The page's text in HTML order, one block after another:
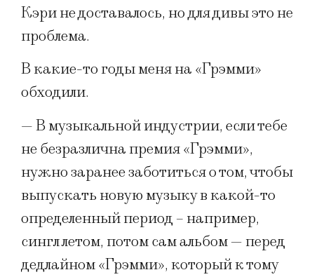
Кэри не доставалось, но для дивы это не
проблема.
В какие-то годы меня на «Грэмми»
обходили.
— В музыкальной индустрии, если тебе
не безразлична премия «Грэмми»,
нужно заранее заботиться о том, чтобы
выпускать новую музыку в какой-то
определенный период – например,
сингл летом, потом сам альбом — перед
дедлайном «Грэмми», который к тому